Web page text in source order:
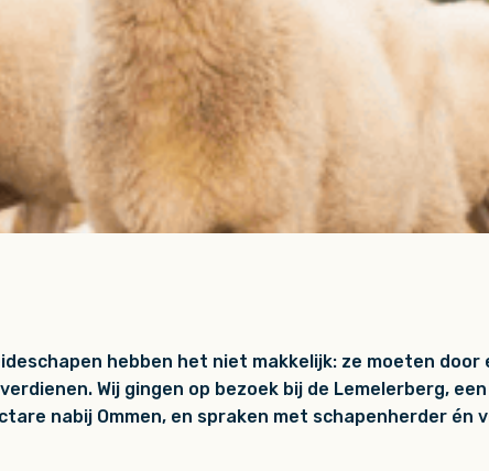
hebben het niet makkelijk: ze moeten door
Wij gingen op bezoek bij de Lemelerberg,
nabij Ommen, en spraken met schapenherder én